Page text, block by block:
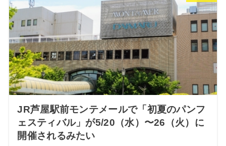
JR芦屋駅前モンテメールで「初夏のパンフ
ェスティバル」が5/20（水）〜26（火）に
開催されるみたい